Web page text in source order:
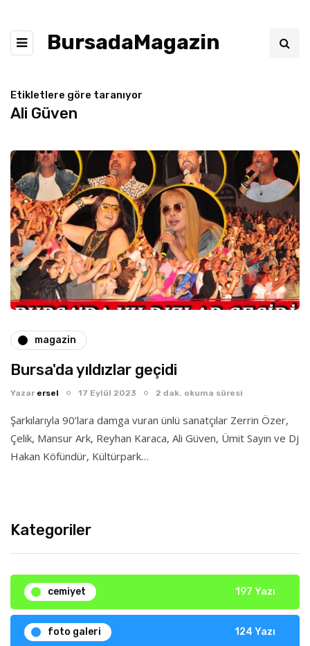
BursadaMagazin
Etikletlere göre taranıyor
Ali Güven
magazin
Bursa'da yıldızlar geçidi
Yazar ersel 17 Eylül 2023 2 dak. okuma süresi
Şarkılarıyla 90’lara damga vuran ünlü sanatçılar Zerrin Özer,
Çelik, Mansur Ark, Reyhan Karaca, Ali Güven, Ümit Sayın ve Dj
Hakan Köfündür, Kültürpark…
Kategoriler
cemiyet 197 Yazı
foto galeri 124 Yazı